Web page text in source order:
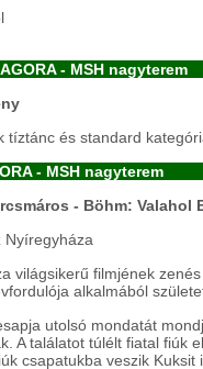
- MSH nagyterem
tíztánc és standard
- MSH nagyterem
- Böhm: Valahol
Nyíregyháza
világsikerű filmjének
alkalmából
utolsó mondatát
A találatot túlélt fiatal fiúk
csapatukba veszik